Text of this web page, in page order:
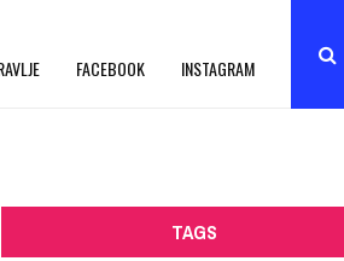
FACEBOOK INSTAGRAM
TAGS